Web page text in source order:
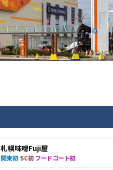
札幌味噌Fuji屋
関東初 SC初 フードコート初